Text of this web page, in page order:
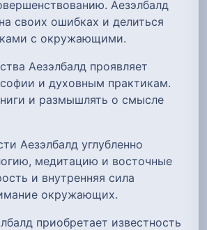
Аезэлбалд
своих ошибках и делиться
с окружающими.
Аезэлбалд проявляет
и духовным практикам.
и размышлять о смысле
Аезэлбалд углубленно
медитацию и восточные
и внутренняя сила
окружающих.
приобретает известность